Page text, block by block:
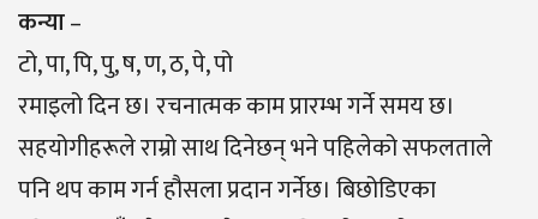
कन्या–
टो, पा, पि, पु, ष, ण, ठ, पे, पो
रमाइलो दिन छ। रचनात्मक काम प्रारम्भ गर्ने समय छ।
सहयोगीहरूले राम्रो साथ दिनेछन् भने पहिलेको सफलताले
पनि थप काम गर्न हौसला प्रदान गर्नेछ। बिछोडिएका